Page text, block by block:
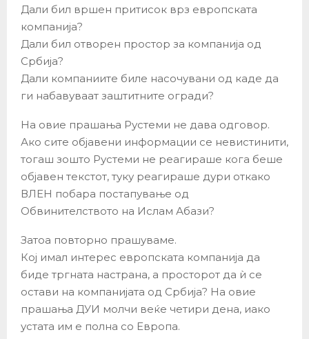
Дали бил вршен притисок врз европската
компанија?
Дали бил отворен простор за компанија од
Србија?
Дали компаниите биле насочувани од каде да
ги набавуваат заштитните огради?
На овие прашања Рустеми не дава одговор.
Ако сите објавени информации се невистинити,
тогаш зошто Рустеми не реагираше кога беше
објавен текстот, туку реагираше дури откако
ВЛЕН побара постапување од
Обвинителството на Ислам Абази?
Затоа повторно прашуваме.
Кој имал интерес европската компанија да
биде тргната настрана, а просторот да ѝ се
остави на компанијата од Србија? На овие
прашања ДУИ молчи веќе четири дена, иако
устата им е полна со Европа.